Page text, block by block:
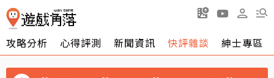
攻略分析 心得評測 新聞資訊 快評雜談 紳士專區